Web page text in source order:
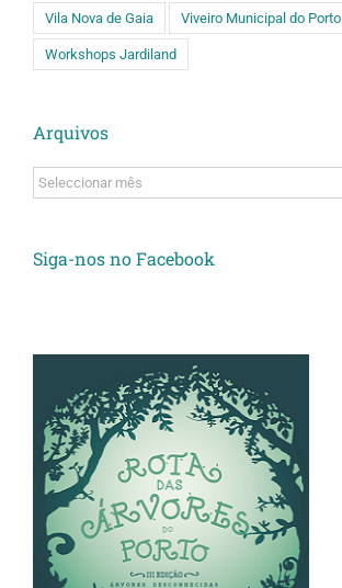
Vila Nova de Gaia Viveiro Municipal do Porto
Workshops Jardiland
Arquivos
Arquivos
Siga-nos no Facebook